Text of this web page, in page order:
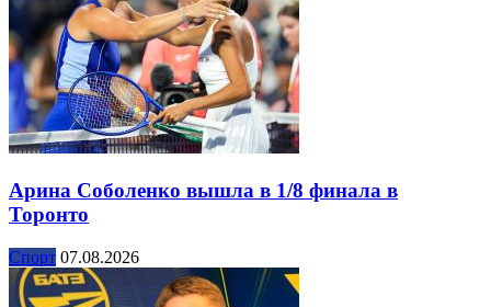
Арина Соболенко вышла в 1/8 финала в
Торонто
Спорт 07.08.2026